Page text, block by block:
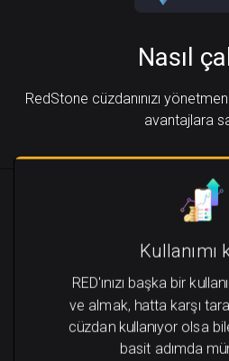
Nasıl
RedStone cüzdanınızı
avantajlara
Kullanımı
RED'ınızı başka bir
ve almak, hatta karşı
cüzdan kullanıyor olsa
basit adımda